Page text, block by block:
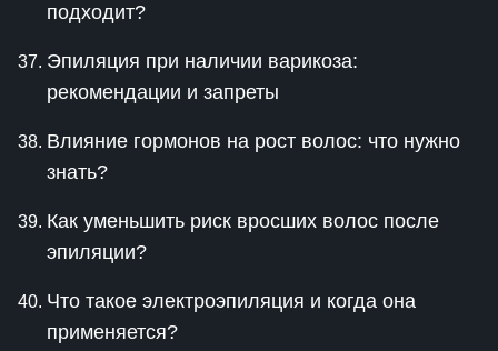
подходит?
Эпиляция при наличии варикоза:
рекомендации и запреты
Влияние гормонов на рост волос: что нужно
знать?
Как уменьшить риск вросших волос после
эпиляции?
Что такое электроэпиляция и когда она
применяется?